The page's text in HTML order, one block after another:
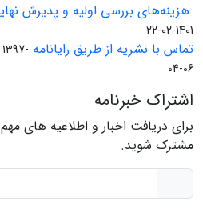
هزینه‌های بررسی اولیه و پذیرش
1401-02-22
تماس با نشریه از طریق رایانامه asatid83@gmail.com ... 1397-
04-06
اشتراک خبرنامه
برای دریافت اخبار و اطلاعیه های
مشترک شوید.